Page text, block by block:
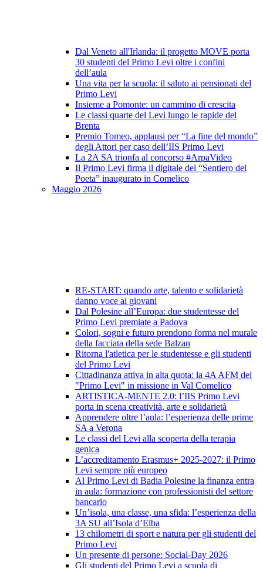
Dal Veneto all'Irlanda: il progetto MOVE porta
30 studenti del Primo Levi oltre i confini
dell’aula
Una vita per la scuola: il saluto ai pensionati del
Primo Levi
Insieme a Pomonte: un cammino di crescita
Le classi quarte del Levi lungo le rapide del
Brenta
Premio Tomeo, applausi per “La fine del mondo”
degli Attori per caso dell’IIS Primo Levi
La 2A SA trionfa al concorso #ArpaVideo
Il Primo Levi firma il digitale del “Sentiero del
Poeta” inaugurato in Comelico
Maggio 2026
RE-START: quando arte, talento e solidarietà
danno voce ai giovani
Dal Polesine all’Europa: due studentesse del
Primo Levi premiate a Padova
Colori, sogni e futuro prendono forma nel murale
della facciata della sede Balzan
Ritorna l'atletica per le studentesse e gli studenti
del Primo Levi
Cittadinanza attiva in alta quota: la 4A AFM del
"Primo Levi" in missione in Val Comelico
ARTISTICA-MENTE 2.0: l’IIS Primo Levi
porta in scena creatività, arte e solidarietà
Apprendere oltre l’aula: l’esperienza delle prime
SA a Verona
Le classi del Levi alla scoperta della terapia
genica
L’accreditamento Erasmus+ 2025-2027: il Primo
Levi sempre più europeo
Al Primo Levi di Badia Polesine la finanza entra
in aula: formazione con professionisti del settore
bancario
Un’isola, una classe, una sfida: l’esperienza della
3A SU all’Isola d’Elba
13 chilometri di sport e natura per gli studenti del
Primo Levi
Un presente di persone: Social-Day 2026
Gli studenti del Primo Levi a scuola di